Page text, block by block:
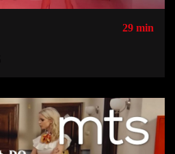
29 min